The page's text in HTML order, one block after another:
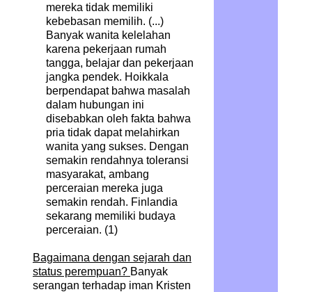
mereka tidak memiliki
kebebasan memilih. (...)
Banyak wanita kelelahan
karena pekerjaan rumah
tangga, belajar dan pekerjaan
jangka pendek. Hoikkala
berpendapat bahwa masalah
dalam hubungan ini
disebabkan oleh fakta bahwa
pria tidak dapat melahirkan
wanita yang sukses. Dengan
semakin rendahnya toleransi
masyarakat, ambang
perceraian mereka juga
semakin rendah. Finlandia
sekarang memiliki budaya
perceraian. (1)
Bagaimana dengan sejarah dan
status perempuan? Banyak
serangan terhadap iman Kristen